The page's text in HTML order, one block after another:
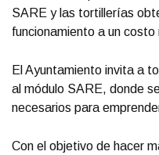
SARE y las tortillerías
funcionamiento a un costo
El Ayuntamiento invita a
al módulo SARE, donde
necesarios para
Con el objetivo de hacer